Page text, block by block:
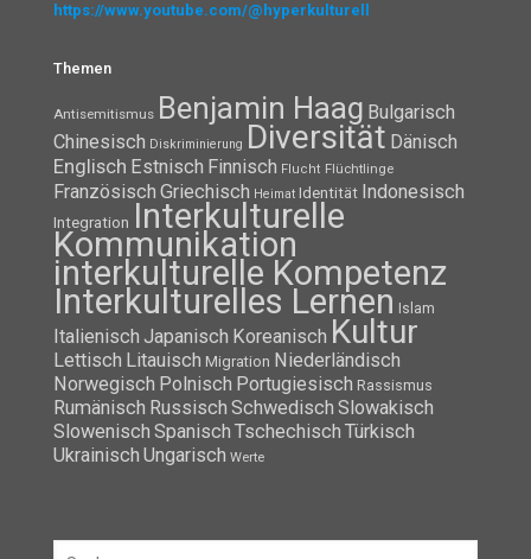
https://www.youtube.com/@hyperkulturell
Themen
Antisemitismus Benjamin Haag Bulgarisch
Chinesisch Diskriminierung Diversität Dänisch
Englisch Estnisch Finnisch Flucht Flüchtlinge
Französisch Griechisch Heimat Identität Indonesisch
Integration Interkulturelle
Kommunikation
interkulturelle Kompetenz
Interkulturelles Lernen Islam
Italienisch Japanisch Koreanisch Kultur
Lettisch Litauisch Migration Niederländisch
Norwegisch Polnisch Portugiesisch Rassismus
Rumänisch Russisch Schwedisch Slowakisch
Slowenisch Spanisch Tschechisch Türkisch
Ukrainisch Ungarisch Werte